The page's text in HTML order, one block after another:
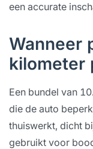
een accurate
Wanneer
kilometer
Een bundel van
die de auto
thuiswerkt, dicht
gebruikt voor